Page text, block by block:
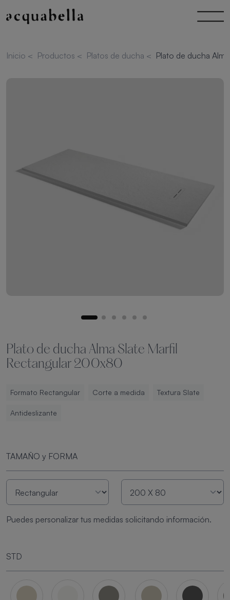
Inicio < Productos < Platos de ducha < Plato de ducha
Plato de ducha Alma Slate Marfil
Rectangular 200x80
Formato Rectangular Corte a medida Textura Slate
Antideslizante
TAMAÑO y FORMA
Puedes personalizar tus medidas solicitando información.
STD